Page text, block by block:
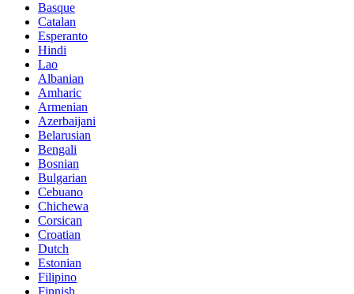
Basque
Catalan
Esperanto
Hindi
Lao
Albanian
Amharic
Armenian
Azerbaijani
Belarusian
Bengali
Bosnian
Bulgarian
Cebuano
Chichewa
Corsican
Croatian
Dutch
Estonian
Filipino
Finnish